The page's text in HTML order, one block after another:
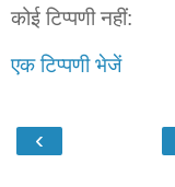
कोई टिप्पणी नहीं:
एक टिप्पणी भेजें
‹